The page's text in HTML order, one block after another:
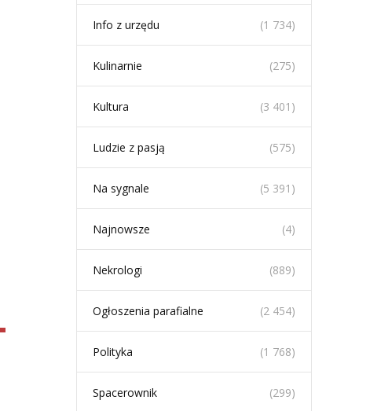
Info z urzędu (1 734)
Kulinarnie (275)
Kultura (3 401)
Ludzie z pasją (575)
Na sygnale (5 391)
Najnowsze (4)
Nekrologi (889)
Ogłoszenia parafialne (2 454)
Polityka (1 768)
Spacerownik (299)